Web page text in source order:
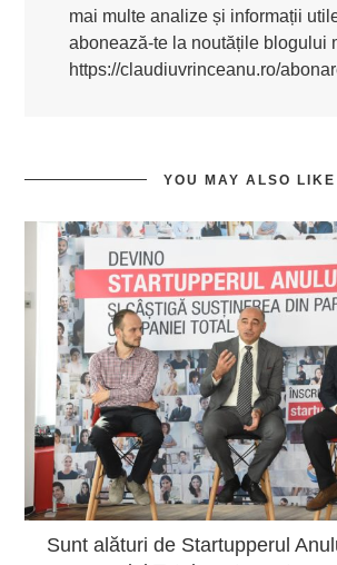
mai multe analize și informații
abonează-te la noutățile blogului
https://claudiuvrinceanu.ro/
YOU MAY ALSO LIKE
Sunt alături de Startupperul